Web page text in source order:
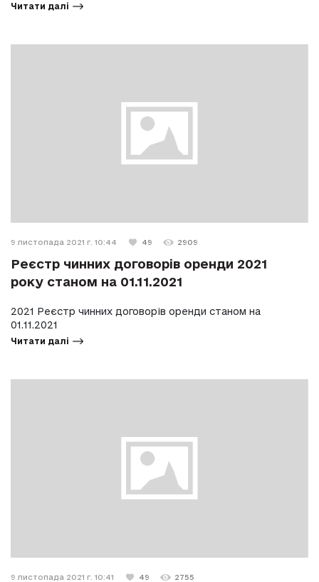
Читати далі
9 листопада 2021 г. 10:44 49 2909
Реєстр чинних договорів оренди 2021
року станом на 01.11.2021
2021 Реєстр чинних договорів оренди станом на
01.11.2021
Читати далі
9 листопада 2021 г. 10:41 49 2755